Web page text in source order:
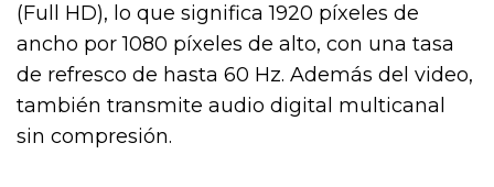
(Full HD), lo que significa 1920 píxeles de
ancho por 1080 píxeles de alto, con una tasa
de refresco de hasta 60 Hz. Además del video,
también transmite audio digital multicanal
sin compresión.